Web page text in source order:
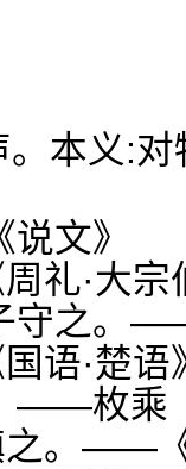
本义:
文》
礼·大宗
守之。
语·楚语
——枚乘
之。——